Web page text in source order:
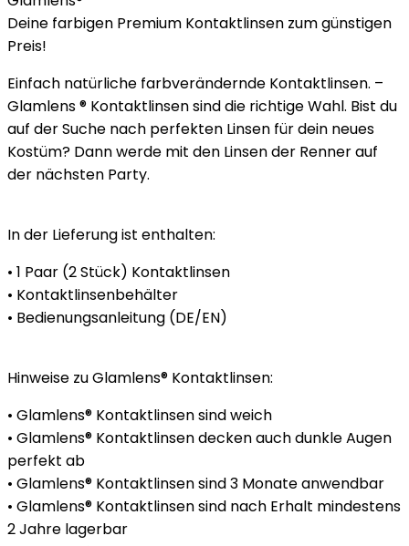
Deine farbigen Premium Kontaktlinsen zum günstigen
Preis!
Einfach natürliche farbverändernde Kontaktlinsen. –
Glamlens ® Kontaktlinsen sind die richtige Wahl. Bist du
auf der Suche nach perfekten Linsen für dein neues
Kostüm? Dann werde mit den Linsen der Renner auf
der nächsten Party.
In der Lieferung ist enthalten:
• 1 Paar (2 Stück) Kontaktlinsen
• Kontaktlinsenbehälter
• Bedienungsanleitung (DE/EN)
Hinweise zu Glamlens® Kontaktlinsen:
• Glamlens® Kontaktlinsen sind weich
• Glamlens® Kontaktlinsen decken auch dunkle Augen
perfekt ab
• Glamlens® Kontaktlinsen sind 3 Monate anwendbar
• Glamlens® Kontaktlinsen sind nach Erhalt mindestens
2 Jahre lagerbar